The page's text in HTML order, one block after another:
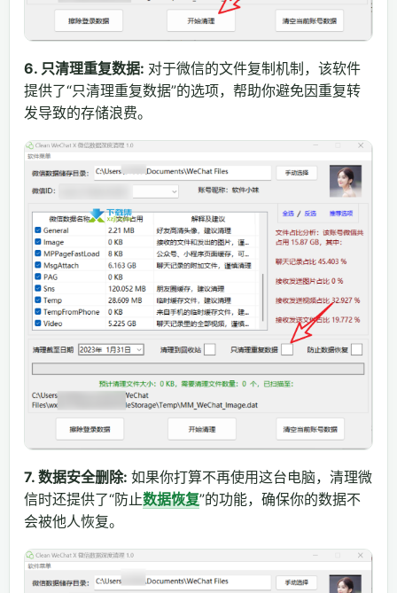
6. 只清理重复数据: 对于微信的文件复制机制，该软件
提供了“只清理重复数据”的选项，帮助你避免因重复转
发导致的存储浪费。
7. 数据安全删除: 如果你打算不再使用这台电脑，清理微
信时还提供了“防止数据恢复”的功能，确保你的数据不
会被他人恢复。